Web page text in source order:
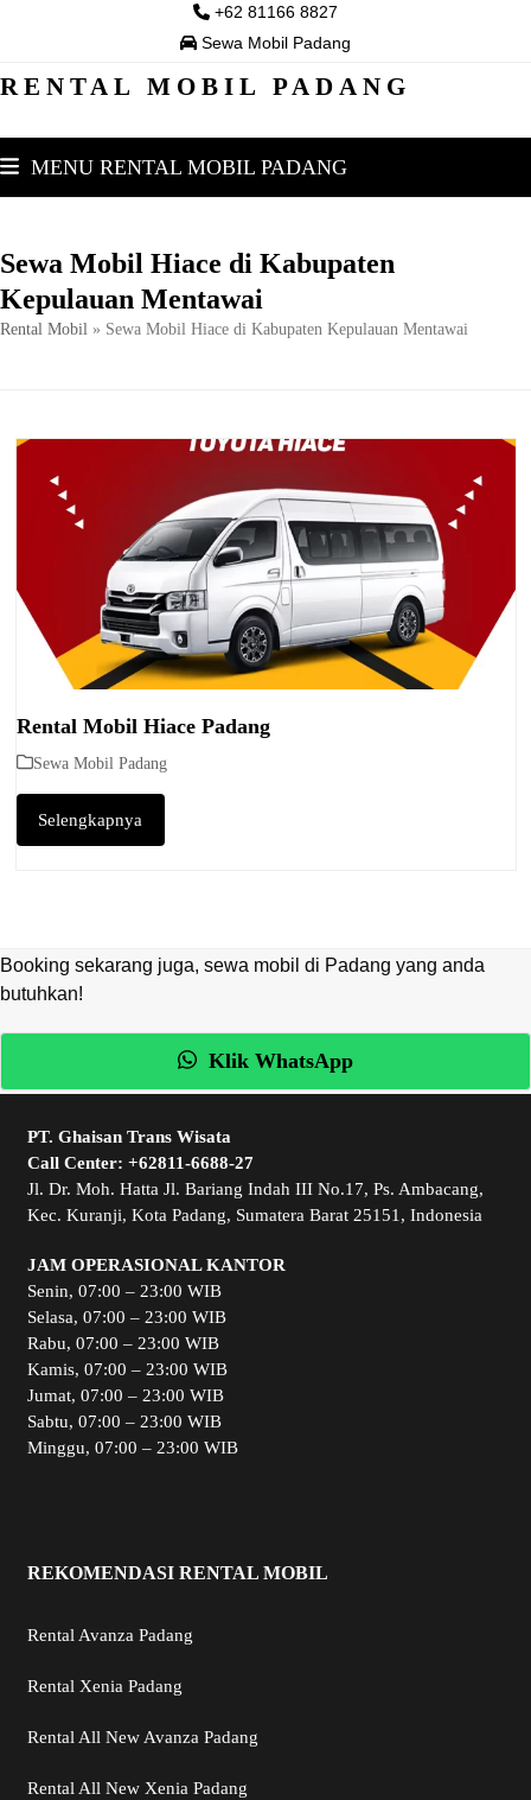
+62 81166 8827
Sewa Mobil Padang
RENTAL MOBIL PADANG
MENU RENTAL MOBIL PADANG
Sewa Mobil Hiace di Kabupaten
Kepulauan Mentawai
Rental Mobil » Sewa Mobil Hiace di Kabupaten Kepulauan Mentawai
Rental Mobil Hiace Padang
Sewa Mobil Padang
Selengkapnya
Booking sekarang juga, sewa mobil di Padang yang anda
butuhkan!
Klik WhatsApp
PT. Ghaisan Trans Wisata
Call Center: +62811-6688-27
Jl. Dr. Moh. Hatta Jl. Bariang Indah III No.17, Ps. Ambacang,
Kec. Kuranji, Kota Padang, Sumatera Barat 25151, Indonesia
JAM OPERASIONAL KANTOR
Senin, 07:00 – 23:00 WIB
Selasa, 07:00 – 23:00 WIB
Rabu, 07:00 – 23:00 WIB
Kamis, 07:00 – 23:00 WIB
Jumat, 07:00 – 23:00 WIB
Sabtu, 07:00 – 23:00 WIB
Minggu, 07:00 – 23:00 WIB
REKOMENDASI RENTAL MOBIL
Rental Avanza Padang
Rental Xenia Padang
Rental All New Avanza Padang
Rental All New Xenia Padang